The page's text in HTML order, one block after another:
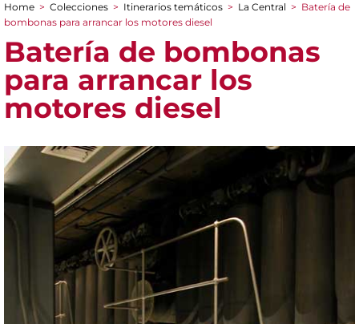
You are here
Home > Colecciones > Itinerarios temáticos > La Central > Batería de
bombonas para arrancar los motores diesel
Batería de bombonas
para arrancar los
motores diesel